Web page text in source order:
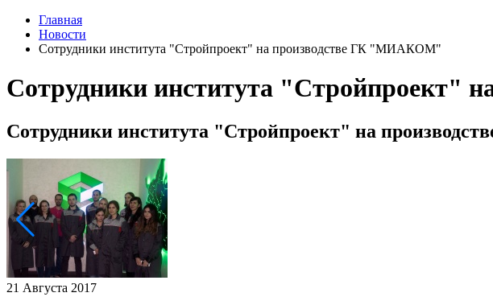
Главная
Новости
Сотрудники института "Стройпроект" на производстве ГК "МИАКОМ"
Сотрудники института
Сотрудники института "Стройпроект" на
21 Августа 2017